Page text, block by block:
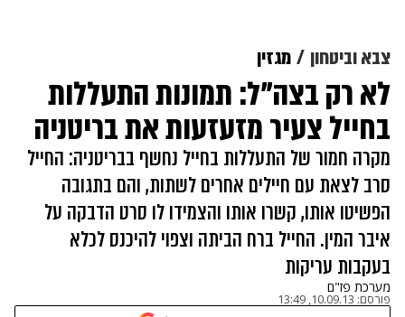
צבא וביטחון מגזין
לא רק בצה"ל: תמונות התעללות
בחייל צעיר מזעזעות את בריטניה
מקרה חמור של התעללות בחייל נחשף בבריטניה: החייל
סרב לצאת עם חיילים אחרים לשתות, והם בתגובה
הפשיטו אותו, קשרו אותו והצמידו לו סרט הדבקה על
איבר המין. החייל ברח הביתה וצפוי להיכנס לכלא
בעקבות עריקות
מערכת פז"ם
פורסם: 10.09.13, 13:49